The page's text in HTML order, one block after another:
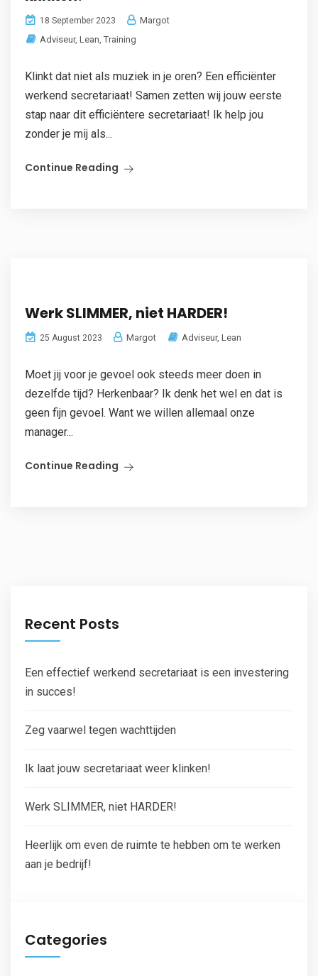
18 September 2023
Margot
Adviseur, Lean Training
Klinkt dat niet als muziek in je oren? Een efficiënter
werkend secretariaat! Samen zetten wij jouw eerste
stap naar dit efficiëntere secretariaat! Ik help jou
zonder je mij als...
Continue Reading
Werk SLIMMER, niet HARDER!
25 August 2023 Margot Adviseur, Lean
Moet jij voor je gevoel ook steeds meer doen in
dezelfde tijd? Herkenbaar? Ik denk het wel en dat is
geen fijn gevoel. Want we willen allemaal onze
manager...
Continue Reading
Recent Posts
Een effectief werkend secretariaat is een investering
in succes!
Zeg vaarwel tegen wachttijden
Ik laat jouw secretariaat weer klinken!
Werk SLIMMER, niet HARDER!
Heerlijk om even de ruimte te hebben om te werken
aan je bedrijf!
Categories